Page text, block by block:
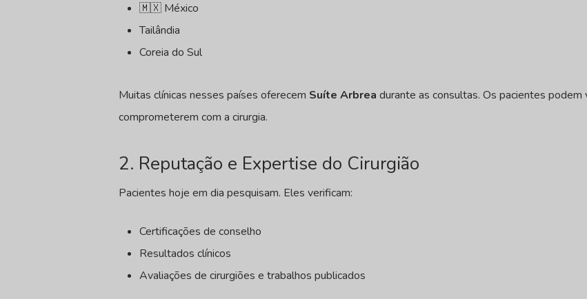
🇲🇽 México
Tailândia
Coreia do Sul
Muitas clínicas nesses países oferecem Suíte Arbrea durante as consultas. Os pacientes
comprometerem com a cirurgia.
2. Reputação e Expertise do Cirurgião
Pacientes hoje em dia pesquisam. Eles verificam:
Certificações de conselho
Resultados clínicos
Avaliações de cirurgiões e trabalhos publicados